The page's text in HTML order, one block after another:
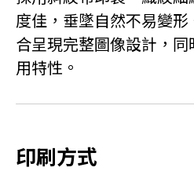
度佳，垂墜自然不易變形
合呈現完整圖像設計，
用特性。
印刷方式